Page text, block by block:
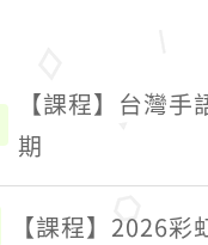
【課程】台灣
期
【課程】2026